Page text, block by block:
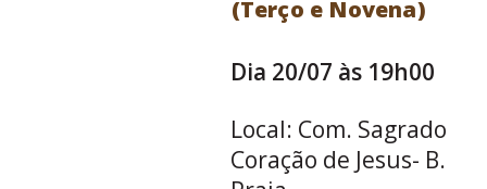
(Terço e Novena)
Dia 20/07 às 19h00
Local: Com. Sagrado
Coração de Jesus- B.